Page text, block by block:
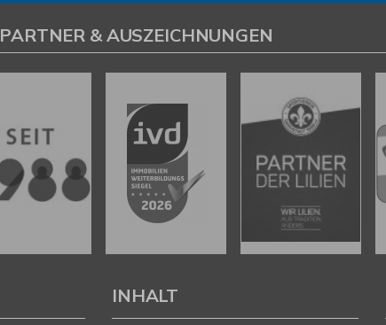
& AUSZEICHNUNGEN
INHALT